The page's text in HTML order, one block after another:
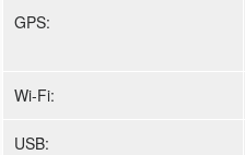
GPS:
Wi-Fi:
USB: